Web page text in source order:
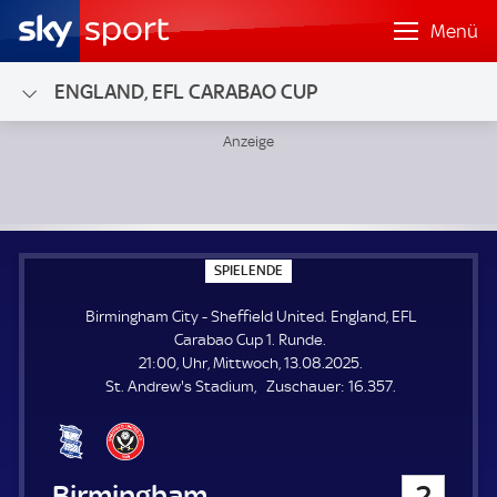
Menü
ENGLAND, EFL CARABAO CUP
SPIELENDE
P
E
L
E
N
E
Birmingham City - Sheffield United. England, EFL
Carabao Cup 1. Runde.
21:00, Uhr, Mittwoch, 13.08.2025.
St. Andrew's Stadium
Zuschauer: Z
16.357.